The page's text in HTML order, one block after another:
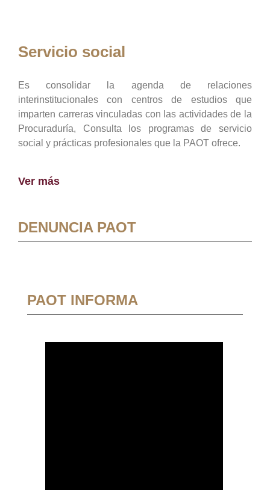
Servicio social
Es consolidar la agenda de relaciones
interinstitucionales con centros de estudios que
imparten carreras vinculadas con las actividades de la
Procuraduría, Consulta los programas de servicio
social y prácticas profesionales que la PAOT ofrece.
Ver más
DENUNCIA PAOT
PAOT INFORMA